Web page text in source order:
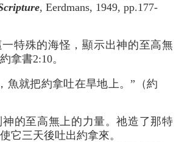
, Eerdmans, 1949, pp.177-
特殊的海怪，顯示出神的至高無
拿書2:10。
魚就把約拿吐在旱地上。”（約
的至高無上的力量。祂造了那特
它三天後吐出約拿來。